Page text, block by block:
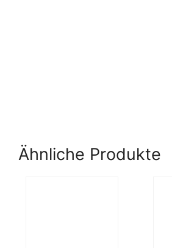
Ähnliche Produkte